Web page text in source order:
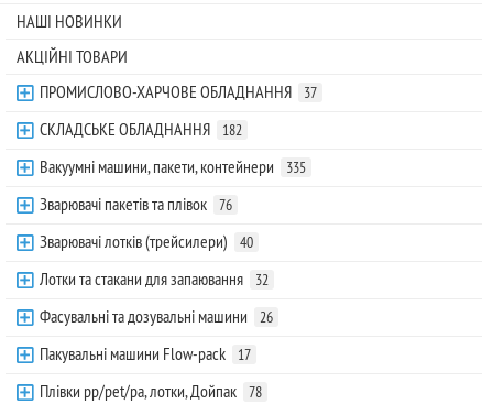
НАШІ НОВИНКИ
АКЦІЙНІ ТОВАРИ
ПРОМИСЛОВО-ХАРЧОВЕ ОБЛАДНАННЯ
37
СКЛАДСЬКЕ ОБЛАДНАННЯ 182
Вакуумні машини, пакети, контейнери 335
Зварювачі пакетів та плівок 76
Зварювачі лотків (трейсилери) 40
Лотки та стакани для запаювання 32
Фасувальні та дозувальні машини 26
Пакувальні машини Flow-pack 17
Плівки pp/pet/pa, лотки, Дойпак 78